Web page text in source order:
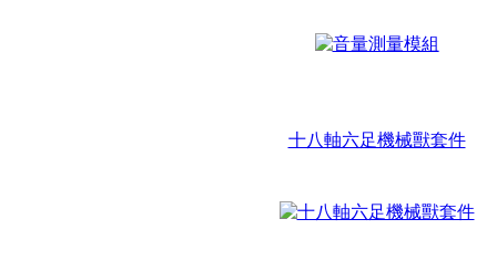
十八軸六足機械獸套件